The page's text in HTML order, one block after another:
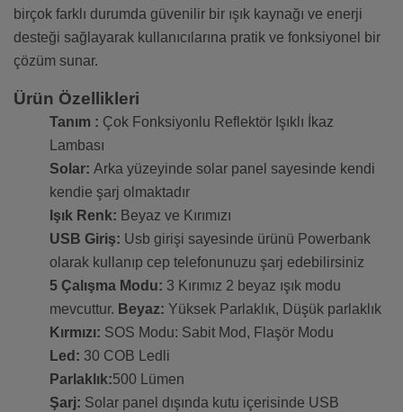
birçok farklı durumda güvenilir bir ışık kaynağı ve enerji
desteği sağlayarak kullanıcılarına pratik ve fonksiyonel bir
çözüm sunar.
Ürün Özellikleri
Tanım : Çok Fonksiyonlu Reflektör Işıklı İkaz
Lambası
Solar: Arka yüzeyinde solar panel sayesinde kendi
kendie şarj olmaktadır
Işık Renk: Beyaz ve Kırımızı
USB Giriş: Usb girişi sayesinde ürünü Powerbank
olarak kullanıp cep telefonunuzu şarj edebilirsiniz
5 Çalışma Modu: 3 Kırımız 2 beyaz ışık modu
mevcuttur. Beyaz: Yüksek Parlaklık, Düşük parlaklık
Kırmızı: SOS Modu: Sabit Mod, Flaşör Modu
Led: 30 COB Ledli
Parlaklık:500 Lümen
Şarj: Solar panel dışında kutu içerisinde USB